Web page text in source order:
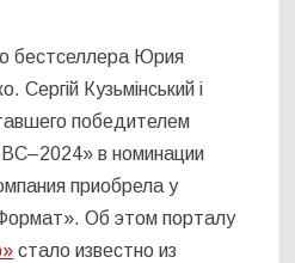
бестселлера Юрия
Сергій Кузьмінський і
победителем
в номинации
приобрела у
Об этом порталу
стало известно из